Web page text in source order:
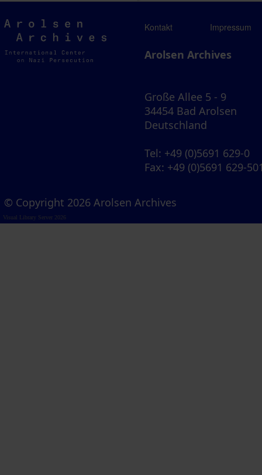
Arolsen
Archives
Kontakt Impressum
Arolsen Archives
Große Allee 5 - 9
34454 Bad Arolsen
Deutschland
Tel: +49 (0)5691 629-0
Fax: +49 (0)5691 629-
© Copyright 2026 Arolsen Archives
Visual Library Server 2026